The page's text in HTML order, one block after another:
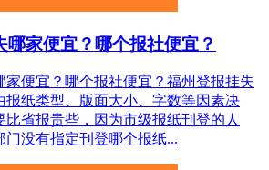
哪家便宜？哪个报社便宜？
家便宜？哪个报社便宜？福州登报挂失
报纸类型、版面大小、字数等因素决
比省报贵些，因为市级报纸刊登的人
门没有指定刊登哪个报纸...